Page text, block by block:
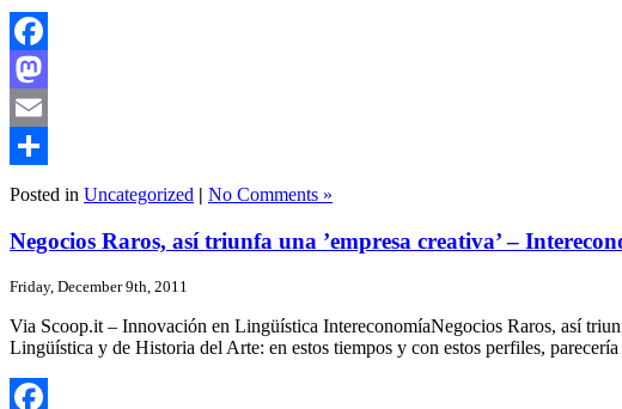
Facebook
Mastodon
Email
Share
Posted in Uncategorized | No Comments »
Negocios Raros, así triunfa una ’empresa creativa’ –
Friday, December 9th, 2011
Via Scoop.it – Innovación en Lingüística IntereconomíaNegocios Raros, así
Lingüística y de Historia del Arte: en estos tiempos y con estos perfiles,